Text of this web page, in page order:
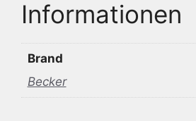
Informationen
Brand
Becker